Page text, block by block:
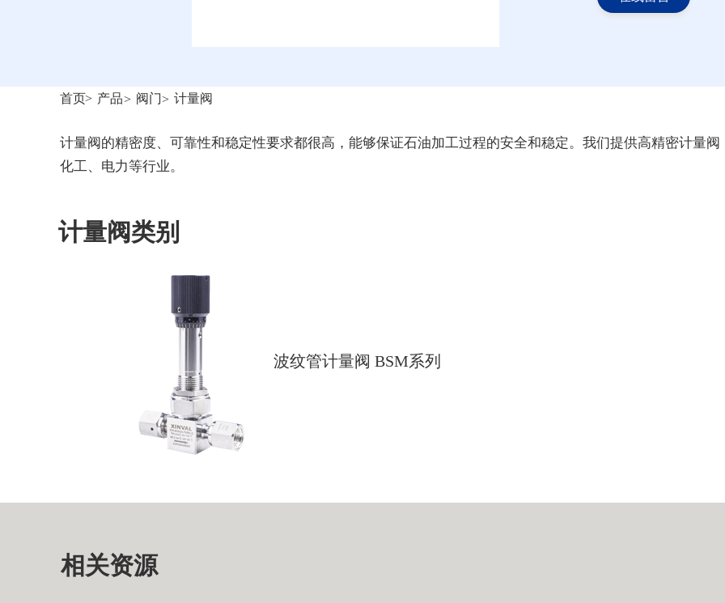
首页> 产品> 阀门> 计量阀
计量阀类别
波纹管计量阀 BSM系列
计量阀的精密度、可靠性和稳定性要求都很高，能够保证石油加工过程的安全和稳定。我们提供高精密计量
化工、电力等行业。
相关资源